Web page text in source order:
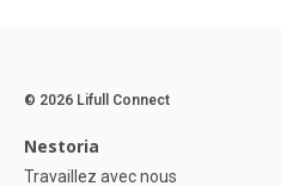
© 2026 Lifull Connect
Nestoria
Travaillez avec nous